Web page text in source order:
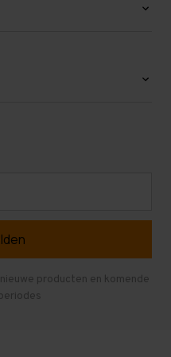
producten en komende